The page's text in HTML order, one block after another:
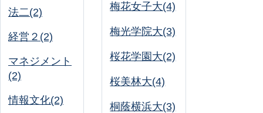
法二(2)
経営２(2)
マネジメント
(2)
情報文化(2)
梅花女子大(4)
梅光学院大(3)
桜花学園大(2)
桜美林大(4)
桐蔭横浜大(3)